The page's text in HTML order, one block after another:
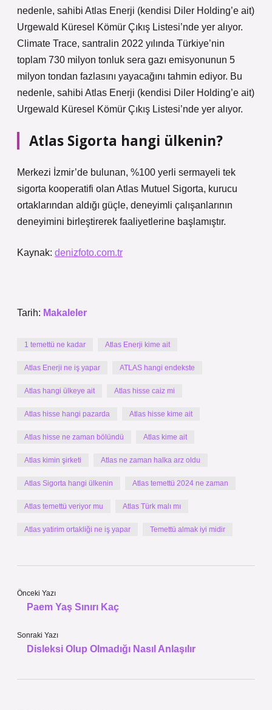
nedenle, sahibi Atlas Enerji (kendisi Diler Holding’e ait)
Urgewald Küresel Kömür Çıkış Listesi’nde yer alıyor.
Climate Trace, santralin 2022 yılında Türkiye’nin
toplam 730 milyon tonluk sera gazı emisyonunun 5
milyon tondan fazlasını yayacağını tahmin ediyor. Bu
nedenle, sahibi Atlas Enerji (kendisi Diler Holding’e ait)
Urgewald Küresel Kömür Çıkış Listesi’nde yer alıyor.
Atlas Sigorta hangi ülkenin?
Merkezi İzmir’de bulunan, %100 yerli sermayeli tek
sigorta kooperatifi olan Atlas Mutuel Sigorta, kurucu
ortaklarından aldığı güçle, deneyimli çalışanlarının
deneyimini birleştirerek faaliyetlerine başlamıştır.
Kaynak: denizfoto.com.tr
Tarih: Makaleler
1 temettü ne kadar Atlas Enerji kime ait
Atlas Enerji ne iş yapar ATLAS hangi endekste
Atlas hangi ülkeye ait Atlas hisse caiz mi
Atlas hisse hangi pazarda Atlas hisse kime ait
Atlas hisse ne zaman bölündü Atlas kime ait
Atlas kimin şirketi Atlas ne zaman halka arz oldu
Atlas Sigorta hangi ülkenin Atlas temettü 2024 ne zaman
Atlas temettü veriyor mu Atlas Türk malı mı
Atlas yatirim ortakliği ne iş yapar Temettü almak iyi midir
Önceki Yazı
Paem Yaş Sınırı Kaç
Sonraki Yazı
Disleksi Olup Olmadığı Nasıl Anlaşılır